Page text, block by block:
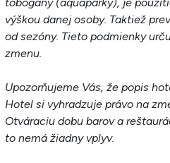
výškou danej osoby. Taktiež
od sezóny. Tieto podmienky
zmenu.
Upozorňujeme Vás, že popis
Hotel si vyhradzuje právo na
Otváraciu dobu barov a
to nemá žiadny vplyv.